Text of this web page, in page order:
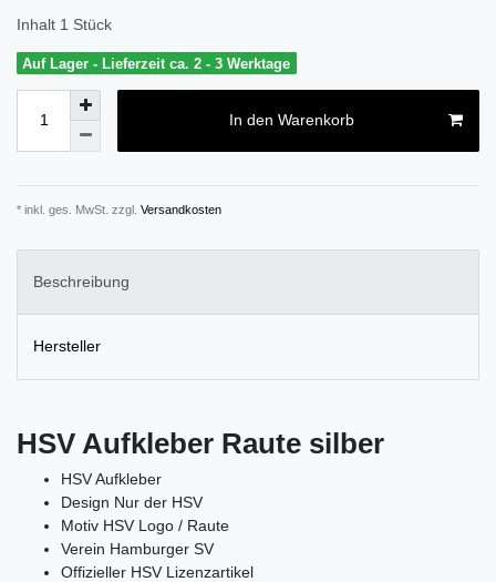
Inhalt 1 Stück
Auf Lager - Lieferzeit ca. 2 - 3 Werktage
In den Warenkorb
* inkl. ges. MwSt. zzgl. Versandkosten
Beschreibung
Hersteller
HSV Aufkleber Raute silber
HSV Aufkleber
Design Nur der HSV
Motiv HSV Logo / Raute
Verein Hamburger SV
Offizieller HSV Lizenzartikel